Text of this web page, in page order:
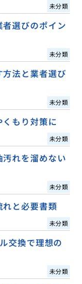
未分類
選びのポイン
未分類
法と業者選び
未分類
もり対策に
未分類
れを溜めない
未分類
と必要書類
未分類
交換で理想の
未分類